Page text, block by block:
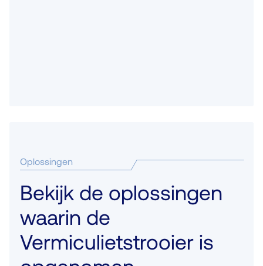
Oplossingen
Bekijk de oplossingen
waarin de
Vermiculietstrooier is